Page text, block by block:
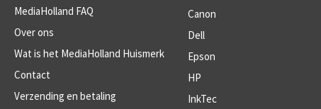
MediaHolland FAQ
Over ons
Wat is het MediaHolland Huismerk
Contact
Verzending en betaling
Canon
Dell
Epson
HP
InkTec